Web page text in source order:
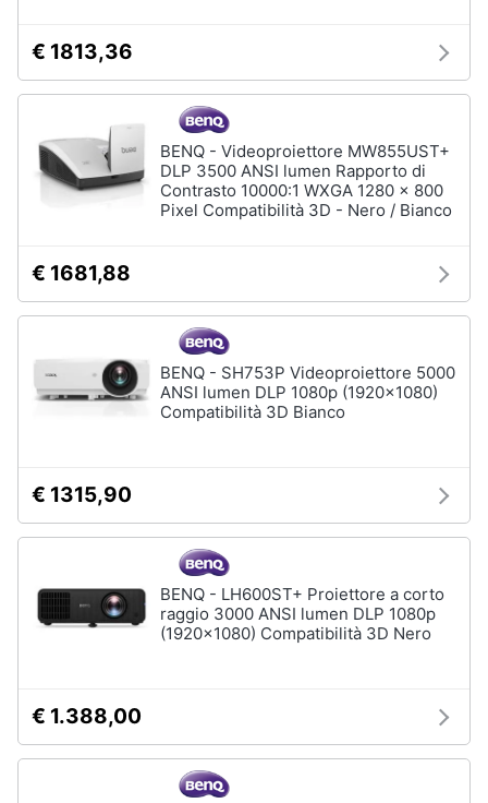
e
igiene
Beauty
Giocattoli
infanzia
Casalinghi
Sport
Motori
cd
dvd
Accessori
per
Home
Cinema
Telecomando
universale
box
Telecomando
Samsung
€ 1813,36
BENQ - Videoproiettore MW855UST+
DLP 3500 ANSI lumen Rapporto di
Contrasto 10000:1 WXGA 1280 x 800
Pixel Compatibilità 3D - Nero / Bianco
€ 1681,88
BENQ - SH753P Videoproiettore 5000
ANSI lumen DLP 1080p (1920x1080)
Compatibilità 3D Bianco
€ 1315,90
BENQ - LH600ST+ Proiettore a corto
raggio 3000 ANSI lumen DLP 1080p
(1920x1080) Compatibilità 3D Nero
€ 1.388,00